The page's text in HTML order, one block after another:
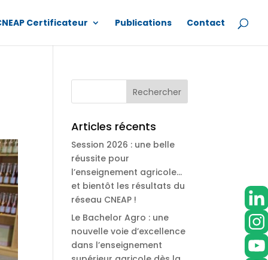
Certificateur Publications Contact
Articles récents
Session 2026 : une belle
réussite pour
l’enseignement agricole…
et bientôt les résultats du
réseau CNEAP !
Le Bachelor Agro : une
nouvelle voie d’excellence
dans l’enseignement